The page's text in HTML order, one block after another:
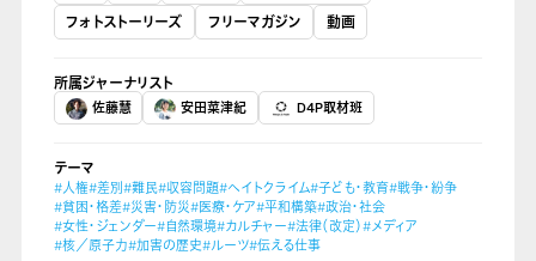
フォトストーリーズ
フリーマガジン 動画
所属ジャーナリスト
佐藤慧 安田菜津紀 D4P取材班
テーマ
#人権#差別#難民#収容問題#ヘイトクライム#子ども・教育#戦争・紛争
#貧困・格差#災害・防災#医療・ケア#平和構築#政治・社会
#女性・ジェンダー#自然環境#カルチャー#法律（改定）#メディア
#核／原子力#加害の歴史#ルーツ#伝える仕事